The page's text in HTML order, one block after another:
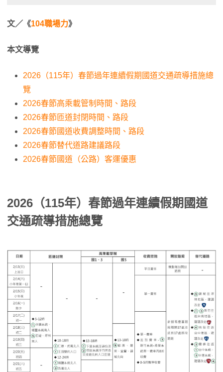
文／《104職場力》
本文導覽
2026（115年）春節過年連續假期國道交通疏導措施總
覽
2026春節高乘載管制時間、路段
2026春節匝道封閉時間、路段
2026春節國道收費調整時間、路段
2026春節替代道路建議路段
2026春節國道（公路）客運優惠
2026（115年）春節過年連續假期國道
交通疏導措施總覽